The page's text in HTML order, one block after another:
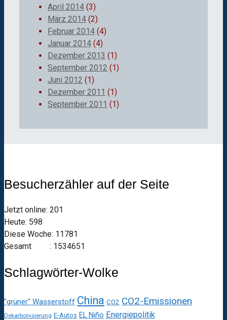
April 2014 (3)
März 2014 (2)
Februar 2014 (4)
Januar 2014 (4)
Dezember 2013 (1)
September 2012 (1)
Juni 2012 (1)
Dezember 2011 (1)
September 2011 (1)
Besucherzähler auf der Seite
Jetzt online: 201
Heute: 598
Diese Woche: 11781
Gesamt : 1534651
Schlagwörter-Wolke
"grüner" Wasserstoff China CO2 CO2-Emissionen
Dekarbonisierung E-Autos EL Niño Energiepolitik